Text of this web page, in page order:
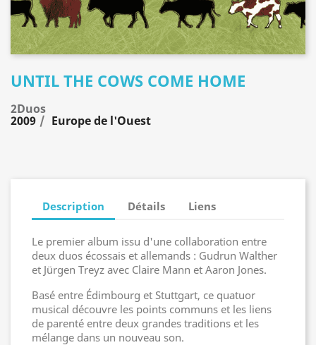
UNTIL THE COWS COME HOME
2Duos
2009 Europe de l'Ouest
Description Détails Liens
Le premier album issu d'une collaboration entre
deux duos écossais et allemands : Gudrun Walther
et Jürgen Treyz avec Claire Mann et Aaron Jones.
Basé entre Édimbourg et Stuttgart, ce quatuor
musical découvre les points communs et les liens
de parenté entre deux grandes traditions et les
mélange dans un nouveau son.